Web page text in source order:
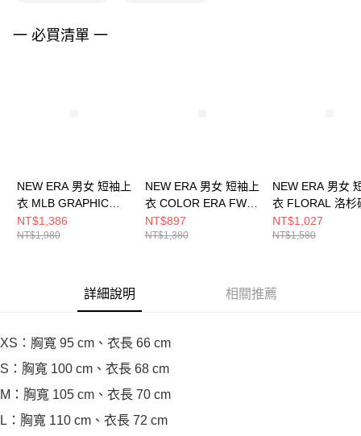
４．使用「AFTEE先享後付」時，將依據個別帳號之用戶狀況，依本公司即
一 必買清單 一
NEW ERA 男女 短袖上
衣 MLB GRAPHIC
CAPSULE 洛杉磯道奇
海豚灰 NE14500124
NT$1,386
NT$1,980
NEW ERA 男女 短袖上
衣 COLOR ERA FW25
洛杉磯道奇 石灰
NE14701233
NT$897
NT$1,380
NEW ERA 男女
衣 FLORAL 洛杉
奇 海邊藍
NE14500142
NT$1,027
NT$1,580
詳細說明 相關推薦
XS：胸寬 95 cm、衣長 66 cm
S：胸寬 100 cm、衣長 68 cm
M：胸寬 105 cm、衣長 70 cm
L：胸寬 110 cm、衣長 72 cm